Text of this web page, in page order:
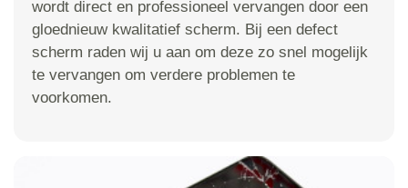
wordt direct en professioneel vervangen door een
gloednieuw kwalitatief scherm. Bij een defect
scherm raden wij u aan om deze zo snel mogelijk
te vervangen om verdere problemen te
voorkomen.